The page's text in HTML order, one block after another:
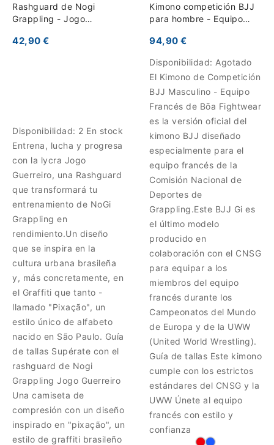
Rashguard de Nogi
Grappling - Jogo
42,90 €
Disponibilidad: 2 En stock
Entrena, lucha y progresa
con la lycra Jogo
Guerreiro, una Rashguard
que transformará tu
entrenamiento de NoGi
Grappling en
rendimiento.Un diseño
que se inspira en la
cultura urbana brasileña
y, más concretamente, en
el Graffiti que tanto -
llamado "Pixação", un
estilo único de alfabeto
nacido en São Paulo. Guía
de tallas Supérate con el
rashguard de Nogi
Grappling Jogo Guerreiro
Una camiseta de
compresión con un diseño
inspirado en "pixação", un
estilo de graffiti brasileño
Kimono competición BJJ
para hombre - Equipo
94,90 €
Disponibilidad: Agotado
El Kimono de Competición
BJJ Masculino - Equipo
Francés de Bōa Fightwear
es la versión oficial del
kimono BJJ diseñado
especialmente para el
equipo francés de la
Comisión Nacional de
Deportes de
Grappling.Este BJJ Gi es
el último modelo
producido en
colaboración con el CNSG
para equipar a los
miembros del equipo
francés durante los
Campeonatos del Mundo
de Europa y de la UWW
(United World Wrestling).
Guía de tallas Este kimono
cumple con los estrictos
estándares del CNSG y la
UWW Únete al equipo
francés con estilo y
confianza